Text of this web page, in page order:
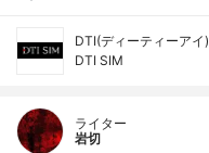
DTI(ディーティーアイ)
DTI SIM
ライター
岩切